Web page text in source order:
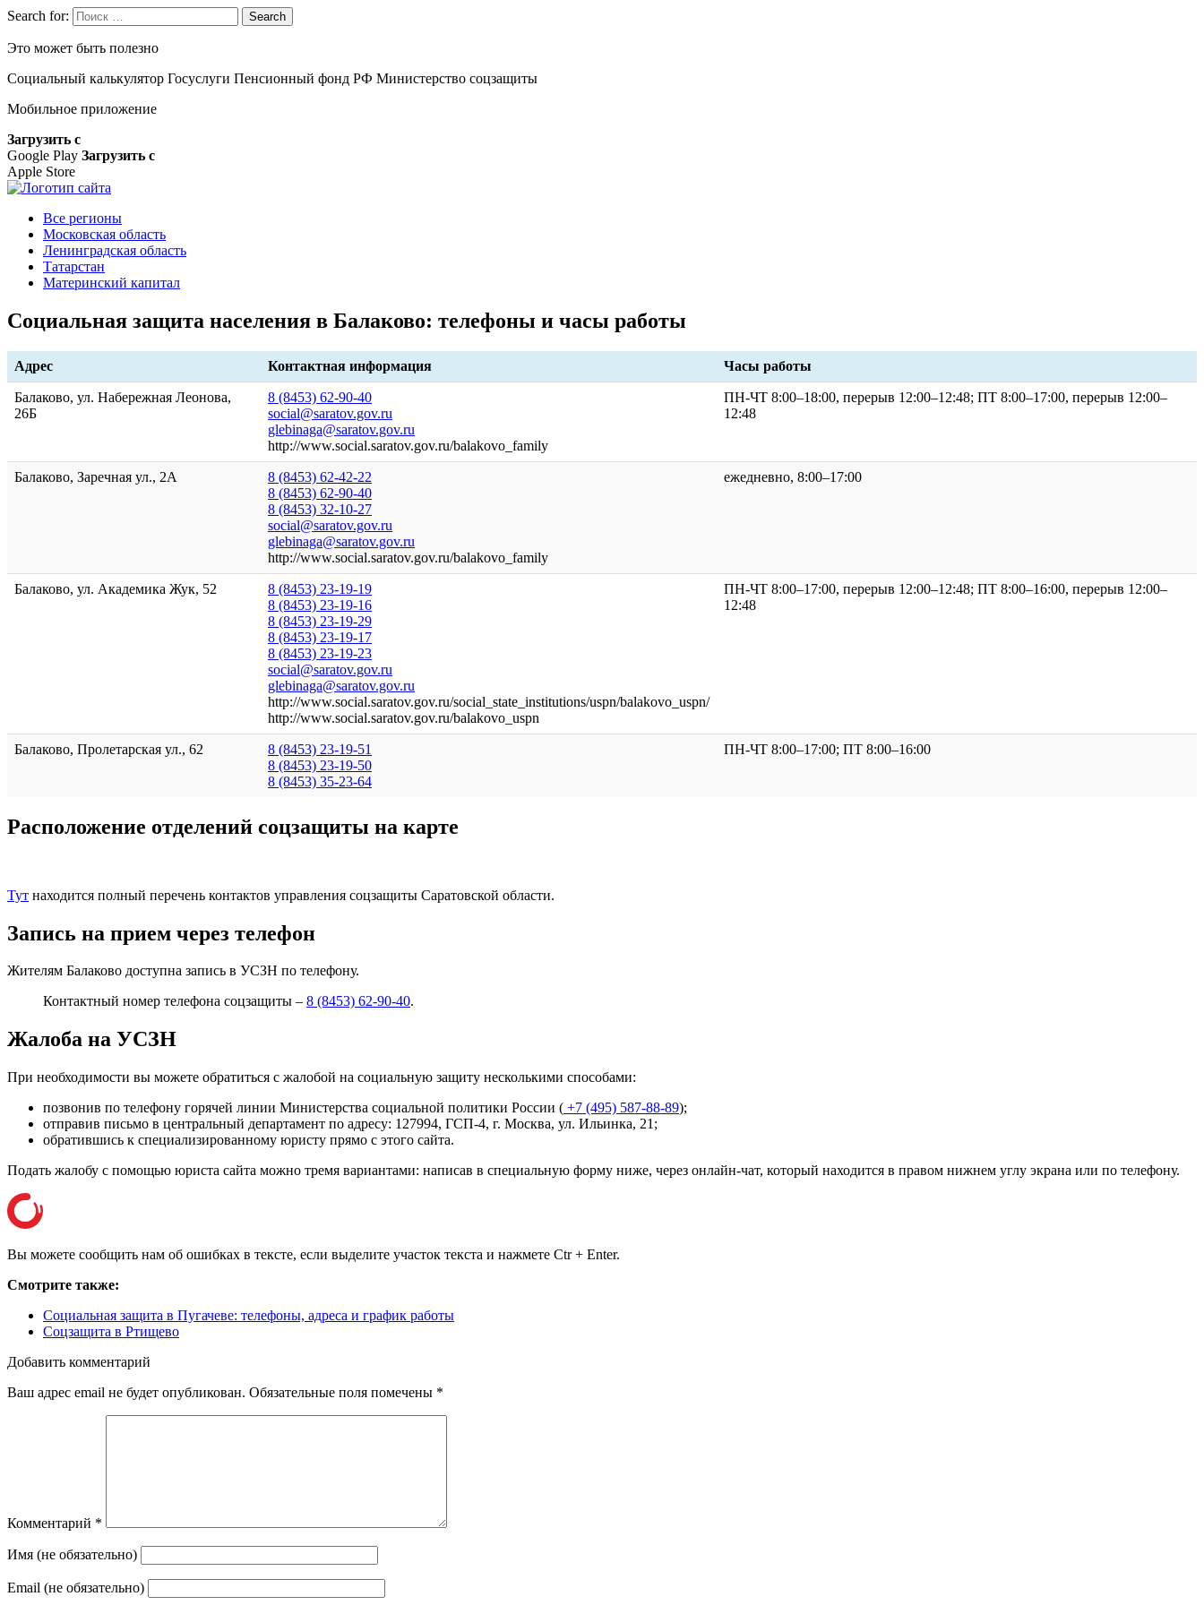
Search for: Search
Это может быть полезно
Социальный калькулятор Госуслуги Пенсионный фонд РФ Министерство соцзащиты
Мобильное приложение
Загрузить с
Google Play Загрузить с
Apple Store
Все регионы
Московская область
Ленинградская область
Татарстан
Материнский капитал
Социальная защита населения в Балаково: телефоны и часы работы
Адрес Контактная информация Часы работы
Балаково, ул. Набережная Леонова,
26Б
8 (8453) 62-90-40
social@saratov.gov.ru
glebinaga@saratov.gov.ru
http://www.social.saratov.gov.ru/balakovo_family
ПН-ЧТ 8:00–18:00, перерыв 12:00–12:48; ПТ 8:00–17:00, перерыв 12:00–
12:48
Балаково, Заречная ул., 2А
8 (8453) 62-42-22
8 (8453) 62-90-40
8 (8453) 32-10-27
social@saratov.gov.ru
glebinaga@saratov.gov.ru
http://www.social.saratov.gov.ru/balakovo_family
ежедневно, 8:00–17:00
Балаково, ул. Академика Жук, 52
8 (8453) 23-19-19
8 (8453) 23-19-16
8 (8453) 23-19-29
8 (8453) 23-19-17
8 (8453) 23-19-23
social@saratov.gov.ru
glebinaga@saratov.gov.ru
http://www.social.saratov.gov.ru/social_state_institutions/uspn/balakovo_uspn/
http://www.social.saratov.gov.ru/balakovo_uspn
ПН-ЧТ 8:00–17:00, перерыв 12:00–12:48; ПТ 8:00–16:00, перерыв 12:00–
12:48
Балаково, Пролетарская ул., 62
8 (8453) 23-19-51
8 (8453) 23-19-50
8 (8453) 35-23-64
ПН-ЧТ 8:00–17:00; ПТ 8:00–16:00
Расположение отделений соцзащиты на карте
Тут находится полный перечень контактов управления соцзащиты Саратовской области.
Запись на прием через телефон
Жителям Балаково доступна запись в УСЗН по телефону.
Контактный номер телефона соцзащиты – 8 (8453) 62-90-40.
Жалоба на УСЗН
При необходимости вы можете обратиться с жалобой на социальную защиту несколькими способами:
позвонив по телефону горячей линии Министерства социальной политики России ( +7 (495) 587-88-89);
отправив письмо в центральный департамент по адресу: 127994, ГСП-4, г. Москва, ул. Ильинка, 21 ;
обратившись к специализированному юристу прямо с этого сайта.
Подать жалобу с помощью юриста сайта можно тремя вариантами: написав в специальную форму ниже, через онлайн-чат, который находится в правом нижнем углу экрана или по телефону.
Вы можете сообщить нам об ошибках в тексте, если выделите участок текста и нажмете Ctr + Enter.
Смотрите также:
Социальная защита в Пугачеве: телефоны, адреса и график работы
Соцзащита в Ртищево
Добавить комментарий
Ваш адрес email не будет опубликован. Обязательные поля помечены *
Комментарий *
Имя (не обязательно)
Email (не обязательно)